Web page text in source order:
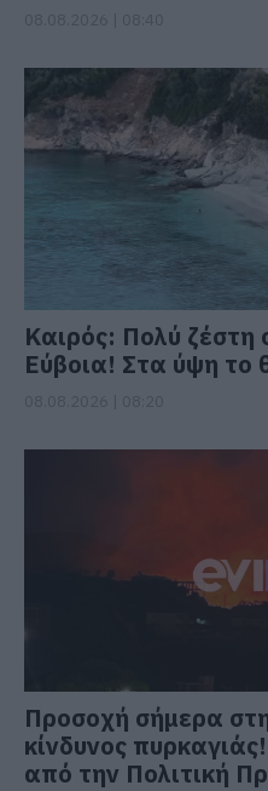
Καιρός: Πολύ ζέστη
Εύβοια! Στα ύψη το
Προσοχή σήμερα
κίνδυνος
από την Πολιτική